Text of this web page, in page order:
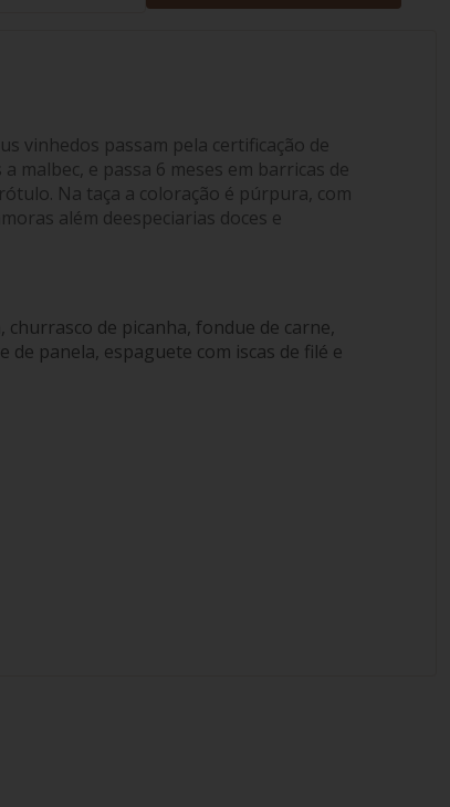
vinhedos passam pela certificação de
malbec, e passa 6 meses em barricas de
Na taça a coloração é púrpura, com
além deespeciarias doces e
de picanha, fondue de carne,
de panela, espaguete com iscas de filé e